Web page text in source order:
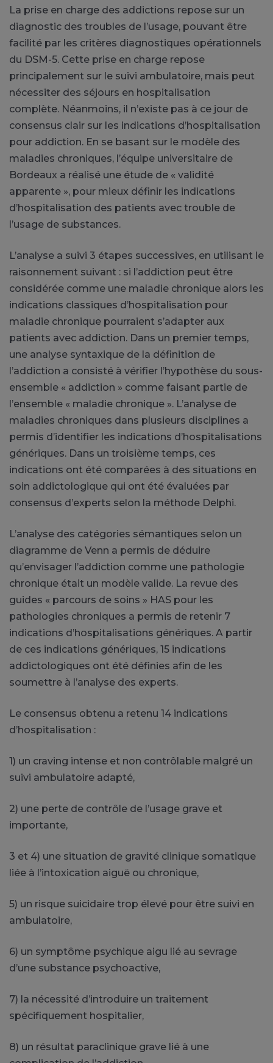
La prise en charge des addictions repose sur un
diagnostic des troubles de l’usage, pouvant être
facilité par les critères diagnostiques opérationnels
du DSM-5. Cette prise en charge repose
principalement sur le suivi ambulatoire, mais peut
nécessiter des séjours en hospitalisation
complète. Néanmoins, il n’existe pas à ce jour de
consensus clair sur les indications d’hospitalisation
pour addiction. En se basant sur le modèle des
maladies chroniques, l’équipe universitaire de
Bordeaux a réalisé une étude de « validité
apparente », pour mieux définir les indications
d’hospitalisation des patients avec trouble de
l’usage de substances.
L’analyse a suivi 3 étapes successives, en utilisant le
raisonnement suivant : si l’addiction peut être
considérée comme une maladie chronique alors les
indications classiques d’hospitalisation pour
maladie chronique pourraient s’adapter aux
patients avec addiction. Dans un premier temps,
une analyse syntaxique de la définition de
l’addiction a consisté à vérifier l’hypothèse du sous-
ensemble « addiction » comme faisant partie de
l’ensemble « maladie chronique ». L’analyse de
maladies chroniques dans plusieurs disciplines a
permis d’identifier les indications d’hospitalisations
génériques. Dans un troisième temps, ces
indications ont été comparées à des situations en
soin addictologique qui ont été évaluées par
consensus d’experts selon la méthode Delphi.
L’analyse des catégories sémantiques selon un
diagramme de Venn a permis de déduire
qu’envisager l’addiction comme une pathologie
chronique était un modèle valide. La revue des
guides « parcours de soins » HAS pour les
pathologies chroniques a permis de retenir 7
indications d’hospitalisations génériques. A partir
de ces indications génériques, 15 indications
addictologiques ont été définies afin de les
soumettre à l’analyse des experts.
Le consensus obtenu a retenu 14 indications
d’hospitalisation :
1) un craving intense et non contrôlable malgré un
suivi ambulatoire adapté,
2) une perte de contrôle de l’usage grave et
importante,
3 et 4) une situation de gravité clinique somatique
liée à l’intoxication aiguë ou chronique,
5) un risque suicidaire trop élevé pour être suivi en
ambulatoire,
6) un symptôme psychique aigu lié au sevrage
d’une substance psychoactive,
7) la nécessité d’introduire un traitement
spécifiquement hospitalier,
8) un résultat paraclinique grave lié à une